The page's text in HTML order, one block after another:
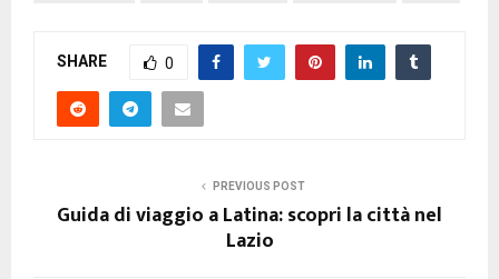
SHARE 0
PREVIOUS POST
Guida di viaggio a Latina: scopri la città nel
Lazio